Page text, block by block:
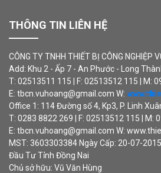
THÔNG TIN LIÊN HỆ
CÔNG TY TNHH THIẾT BỊ CÔNG NGHIỆP
Add: Khu 2 - Ấp 7 - An Phước - Long
T: 02513511 115 | F: 02513512 115 | M:
E: tbcn.vuhoang@gmail.com W:
Office 1: 114 Đường số 4, Kp3, P. Linh
T: 0283 8822 269 | F: 02513512 115 | M:
E: tbcn.vuhoang@gmail.com W:
MST: 3603303384 Ngày Cấp: 20-07-
Đầu Tư Tỉnh Đồng Nai
Chủ sở hữu: Vũ Văn Hùng